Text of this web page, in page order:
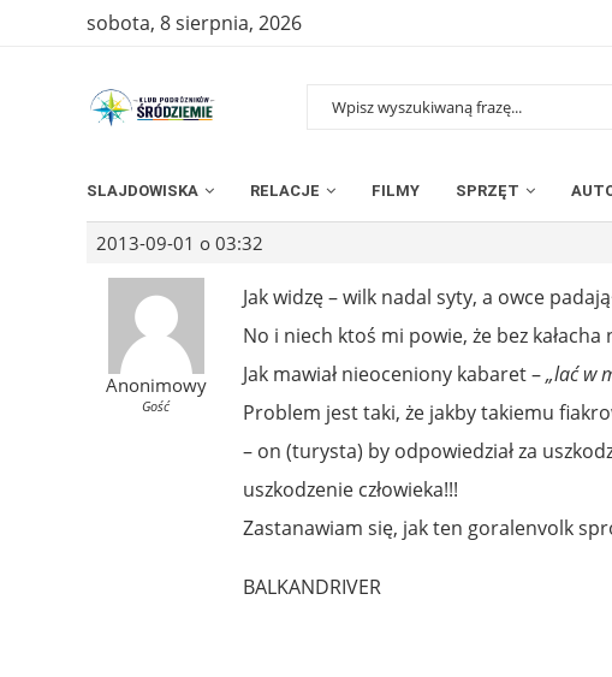
sobota, 8 sierpnia, 2026
SLAJDOWISKA RELACJE FILMY SPRZĘT
2013-09-01 o 03:32
Anonimowy
Gość
Jak widzę – wilk nadal syty, a owce
No i niech ktoś mi powie, że bez
Jak mawiał nieoceniony kabaret –„lać w
Problem jest taki, że jakby takiemu
– on (turysta) by odpowiedział za
uszkodzenie człowieka!!!
Zastanawiam się, jak ten goralenvolk
BALKANDRIVER